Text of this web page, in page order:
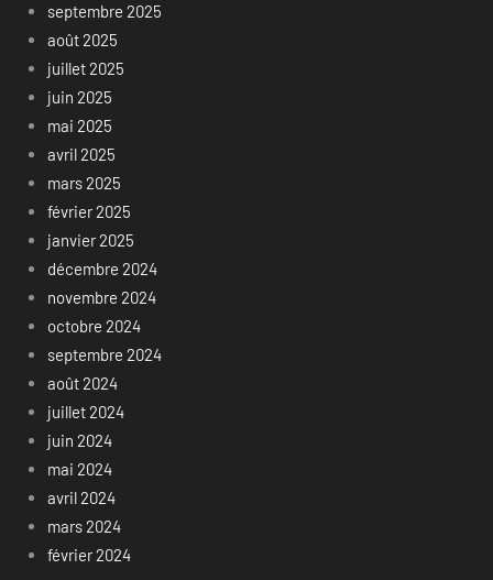
septembre 2025
août 2025
juillet 2025
juin 2025
mai 2025
avril 2025
mars 2025
février 2025
janvier 2025
décembre 2024
novembre 2024
octobre 2024
septembre 2024
août 2024
juillet 2024
juin 2024
mai 2024
avril 2024
mars 2024
février 2024